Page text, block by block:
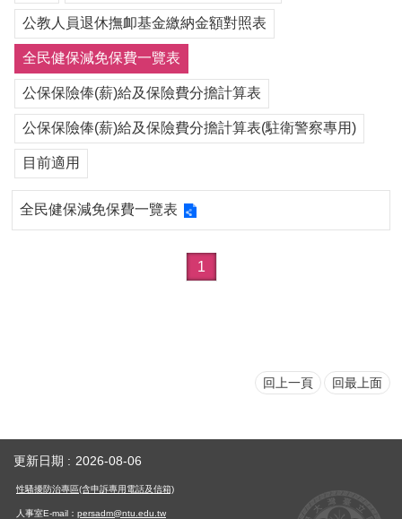
人
事
法
規
常
用
表
單
各
站
臺
大
公教人員退休撫卹基金繳納金額對照表
全民健保減免保費一覽表
公保保險俸(薪)給及保險費分擔計算表
公保保險俸(薪)給及保險費分擔計算表(駐衛警察專用)
目前適用
全民健保減免保費一覽表
1
回上一頁 回最上面
更新日期 2026-08-06
性騷擾防治專區(含申訴專用電話及信箱)
人事室E-mail： persadm@ntu.edu.tw